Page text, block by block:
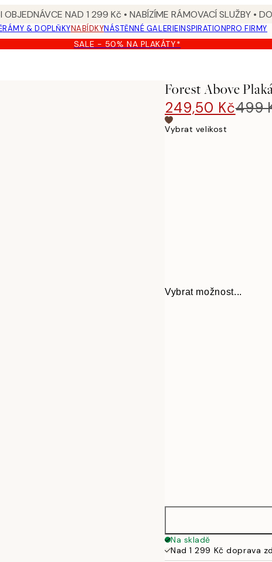
OBJEDNÁVCE NAD 1 299 Kč • NABÍZÍME RÁMOVACÍ SLUŽBY •
RÁMY & DOPLŇKYNABÍDKYNÁSTĚNNÉ GALERIEINSPIRATIONPRO FIRMY
SALE - 50% NA PLAKÁTY*
Forest Above
249,50 Kč499
Vybrat velikost
Vybrat možnost...
Na skladě
Nad 1 299 Kč doprava